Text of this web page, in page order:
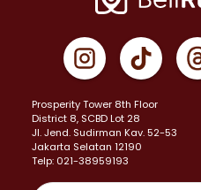
Prosperity Tower 8th Floor
District 8, SCBD Lot 28
JI. Jend. Sudirman Kav. 52-53
Jakarta Selatan 12190
Telp: 021-38959193